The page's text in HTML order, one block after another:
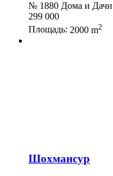
№ 1880 Дома и Дачи
299 000
Площадь: 2000 m2
Шохмансур